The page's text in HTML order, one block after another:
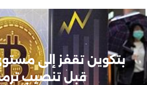
بتكوين تقفز إلى
قبل تنصيب